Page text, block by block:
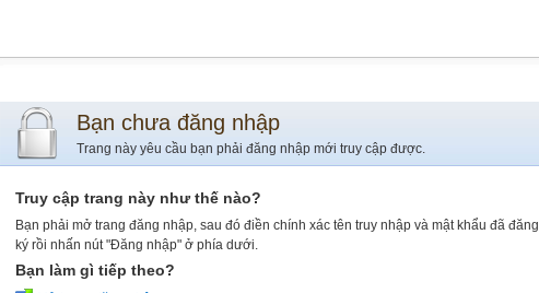
Bạn chưa đăng nhập
Trang này yêu cầu bạn phải đăng nhập mới truy cập được.
Truy cập trang này như thế nào?
Bạn phải mở trang đăng nhập, sau đó điền chính xác tên truy nhập và mật khẩu đã đăng
ký rồi nhấn nút "Đăng nhập" ở phía dưới.
Bạn làm gì tiếp theo?